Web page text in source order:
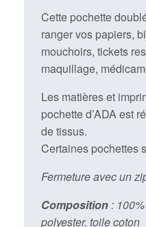
Cette pochette
ranger vos papiers,
mouchoirs, tickets
maquillage,
Les matières et
pochette d’ADA est
de tissus.
Certaines pochettes
Fermeture avec un
Composition:
polyester, toile coton